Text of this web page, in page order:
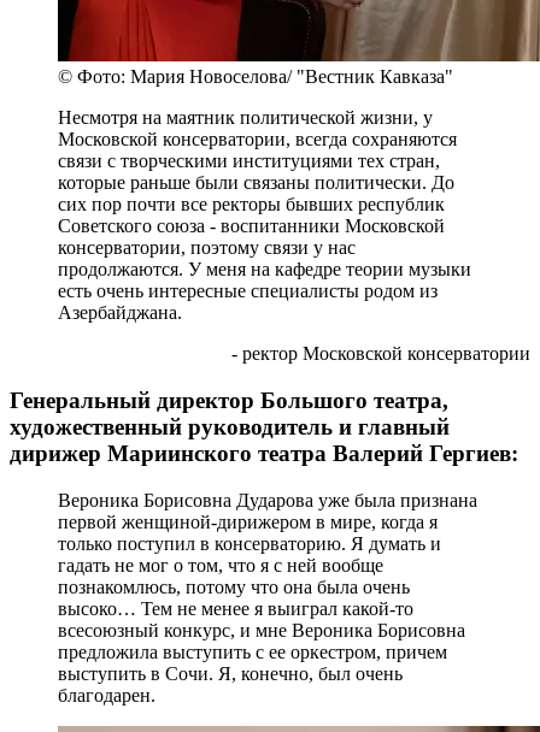
© Фото: Мария Новоселова/ "Вестник Кавказа"
Несмотря на маятник политической жизни, у
Московской консерватории, всегда сохраняются
связи с творческими институциями тех стран,
которые раньше были связаны политически. До
сих пор почти все ректоры бывших республик
Советского союза - воспитанники Московской
консерватории, поэтому связи у нас
продолжаются. У меня на кафедре теории музыки
есть очень интересные специалисты родом из
Азербайджана.
- ректор Московской консерватории
Генеральный директор Большого театра,
художественный руководитель и главный
дирижер Мариинского театра Валерий Гергиев:
Вероника Борисовна Дударова уже была признана
первой женщиной-дирижером в мире, когда я
только поступил в консерваторию. Я думать и
гадать не мог о том, что я с ней вообще
познакомлюсь, потому что она была очень
высоко… Тем не менее я выиграл какой-то
всесоюзный конкурс, и мне Вероника Борисовна
предложила выступить с ее оркестром, причем
выступить в Сочи. Я, конечно, был очень
благодарен.